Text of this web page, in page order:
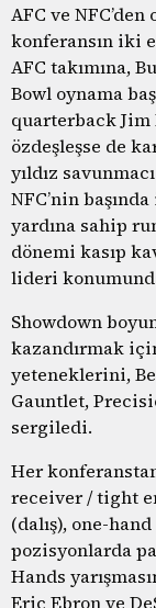
AFC ve
konferansın iki
AFC takımına,
Bowl oynama
quarterback Jim
özdeşleşse de
yıldız
NFC’nin
yardına sahip
dönemi kasıp
lideri
Showdown
kazandırmak
yeteneklerini,
Gauntlet,
sergiledi.
Her
receiver / tight
(dalış), one-
pozisyonlarda
Hands
Eric Ebron ve